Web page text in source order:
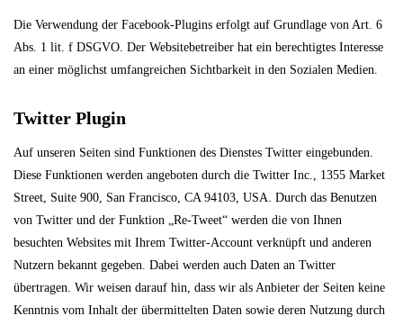
Die Verwendung der Facebook-Plugins erfolgt auf Grundlage von Art. 6
Abs. 1 lit. f DSGVO. Der Websitebetreiber hat ein berechtigtes Interesse
an einer möglichst umfangreichen Sichtbarkeit in den Sozialen Medien.
Twitter Plugin
Auf unseren Seiten sind Funktionen des Dienstes Twitter eingebunden.
Diese Funktionen werden angeboten durch die Twitter Inc., 1355 Market
Street, Suite 900, San Francisco, CA 94103, USA. Durch das Benutzen
von Twitter und der Funktion „Re-Tweet“ werden die von Ihnen
besuchten Websites mit Ihrem Twitter-Account verknüpft und anderen
Nutzern bekannt gegeben. Dabei werden auch Daten an Twitter
übertragen. Wir weisen darauf hin, dass wir als Anbieter der Seiten keine
Kenntnis vom Inhalt der übermittelten Daten sowie deren Nutzung durch